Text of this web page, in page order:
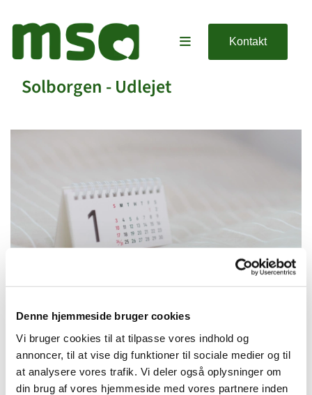
Denne hjemmeside bruger cookies
Vi bruger cookies til at tilpasse vores indhold og
annoncer, til at vise dig funktioner til sociale medier og til
at analysere vores trafik. Vi deler også oplysninger om
din brug af vores hjemmeside med vores partnere inden
Kontakt
Solborgen - Udlejet
14. august 2026 - 16. august 2026, kl.
16:00 - 16:00